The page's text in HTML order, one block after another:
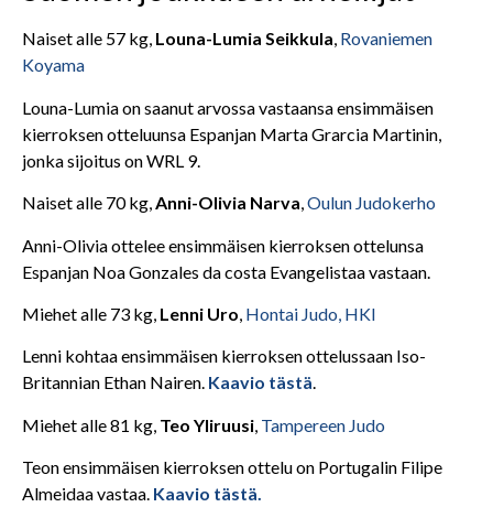
Naiset alle 57 kg, Louna-Lumia Seikkula, Rovaniemen
Koyama
Louna-Lumia on saanut arvossa vastaansa ensimmäisen
kierroksen otteluunsa Espanjan Marta Grarcia Martinin,
jonka sijoitus on WRL 9.
Naiset alle 70 kg,Anni-Olivia Narva,Oulun Judokerho
Anni-Olivia ottelee ensimmäisen kierroksen ottelunsa
Espanjan Noa Gonzales da costa Evangelistaa vastaan.
Miehet alle 73 kg, Lenni Uro, Hontai Judo, HKI
Lenni kohtaa ensimmäisen kierroksen ottelussaan Iso-
Britannian Ethan Nairen. Kaavio tästä.
Miehet alle 81 kg, Teo Yliruusi Tampereen Judo
Teon ensimmäisen kierroksen ottelu on Portugalin Filipe
Almeidaa vastaa. Kaavio tästä.